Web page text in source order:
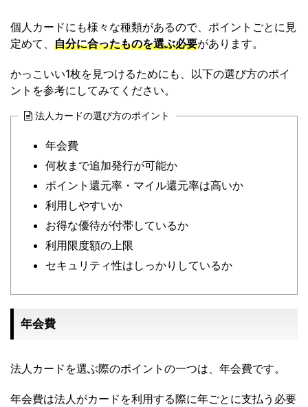
個人カードにも様々な種類があるので、ポイントごとに見
定めて、 自分に合ったものを選ぶ必要があります。
かっこいい1枚を見つけるためにも、以下の選び方のポイ
ントを参考にしてみてください。
法人カードの選び方のポイント
年会費
何枚まで追加発行が可能か
ポイント還元率・マイル還元率は高いか
利用しやすいか
お得な優待が付帯しているか
利用限度額の上限
セキュリティ性はしっかりしているか
年会費
法人カードを選ぶ際のポイントの一つは、年会費です。
年会費は法人がカードを利用する際に年ごとに支払う必要